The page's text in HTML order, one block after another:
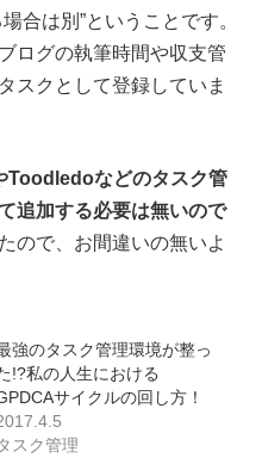
合は別”ということです。
ログの執筆時間や収支管
スクとして登録していま
Toodledoなどのタスク管
追加する必要は無いので
ので、お間違いの無いよ
強のタスク管理環境が整っ
!?私の人生における
サイクルの回し方！
スク管理